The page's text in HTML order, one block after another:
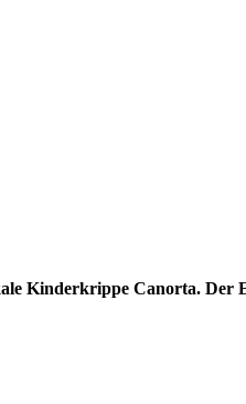
Kinderkrippe Canorta. Der